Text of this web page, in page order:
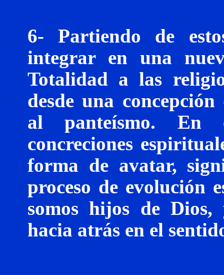
6- Partiendo de
integrar en una
Totalidad a las
desde una
al panteísmo. En
concreciones
forma de avatar,
proceso de evolución
somos hijos de
hacia atrás en el